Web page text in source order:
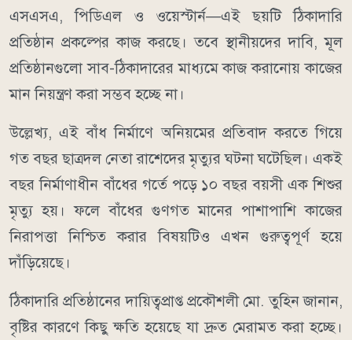
এসএসএ, পিডিএল ও ওয়েস্টার্ন—এই ছয়টি ঠিকাদারি
প্রতিষ্ঠান প্রকল্পের কাজ করছে। তবে স্থানীয়দের দাবি, মূল
প্রতিষ্ঠানগুলো সাব-ঠিকাদারের মাধ্যমে কাজ করানোয় কাজের
মান নিয়ন্ত্রণ করা সম্ভব হচ্ছে না।
উল্লেখ্য, এই বাঁধ নির্মাণে অনিয়মের প্রতিবাদ করতে গিয়ে
গত বছর ছাত্রদল নেতা রাশেদের মৃত্যুর ঘটনা ঘটেছিল। একই
বছর নির্মাণাধীন বাঁধের গর্তে পড়ে ১০ বছর বয়সী এক শিশুর
মৃত্যু হয়। ফলে বাঁধের গুণগত মানের পাশাপাশি কাজের
নিরাপত্তা নিশ্চিত করার বিষয়টিও এখন গুরুত্বপূর্ণ হয়ে
দাঁড়িয়েছে।
ঠিকাদারি প্রতিষ্ঠানের দায়িত্বপ্রাপ্ত প্রকৌশলী মো. তুহিন জানান,
বৃষ্টির কারণে কিছু ক্ষতি হয়েছে যা দ্রুত মেরামত করা হচ্ছে।